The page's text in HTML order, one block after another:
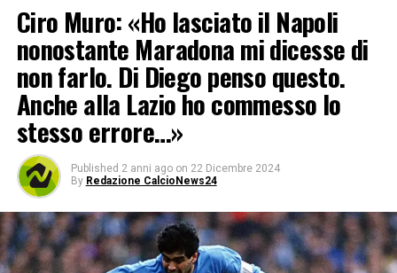
Ciro Muro: «Ho lasciato il Napoli
nonostante Maradona mi dicesse di
non farlo. Di Diego penso questo.
Anche alla Lazio ho commesso lo
stesso errore…»
Published 2 anni ago on 22 Dicembre 2024
By Redazione CalcioNews24